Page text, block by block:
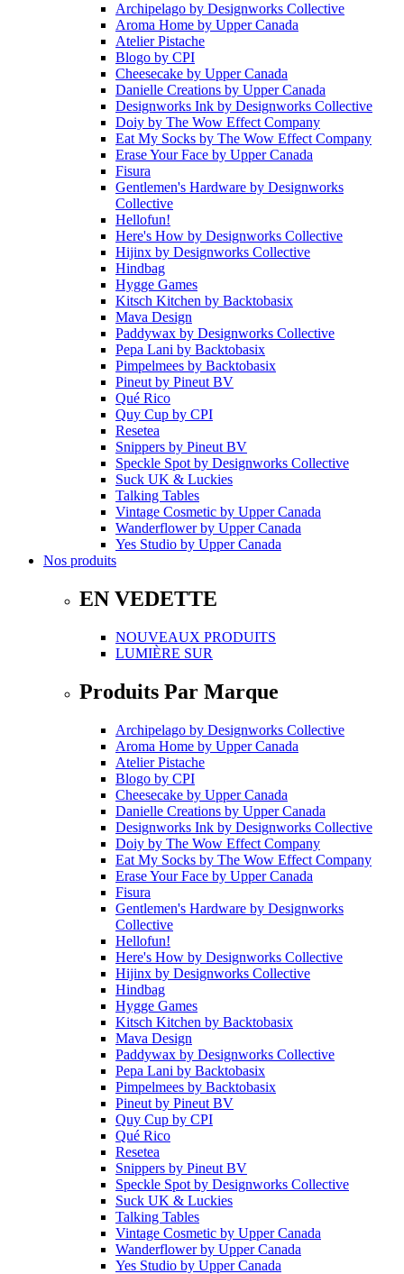
Archipelago by Designworks Collective
Aroma Home by Upper Canada
Atelier Pistache
Blogo by CPI
Cheesecake by Upper Canada
Danielle Creations by Upper Canada
Designworks Ink by Designworks Collective
Doiy by The Wow Effect Company
Eat My Socks by The Wow Effect Company
Erase Your Face by Upper Canada
Fisura
Gentlemen's Hardware by Designworks
Collective
Hellofun!
Here's How by Designworks Collective
Hijinx by Designworks Collective
Hindbag
Hygge Games
Kitsch Kitchen by Backtobasix
Mava Design
Paddywax by Designworks Collective
Pepa Lani by Backtobasix
Pimpelmees by Backtobasix
Pineut by Pineut BV
Qué Rico
Quy Cup by CPI
Resetea
Snippers by Pineut BV
Speckle Spot by Designworks Collective
Suck UK & Luckies
Talking Tables
Vintage Cosmetic by Upper Canada
Wanderflowerby Upper Canada
Yes Studio by Upper Canada
Nos produits
EN VEDETTE
NOUVEAUX PRODUITS
LUMIÈRE SUR
Produits Par Marque
Archipelago by Designworks Collective
Aroma Home by Upper Canada
Atelier Pistache
Blogo by CPI
Cheesecake by Upper Canada
Danielle Creations by Upper Canada
Designworks Ink by Designworks Collective
Doiy by The Wow Effect Company
Eat My Socks by The Wow Effect Company
Erase Your Face by Upper Canada
Fisura
Gentlemen's Hardware by Designworks
Collective
Hellofun!
Here's How by Designworks Collective
Hijinx by Designworks Collective
Hindbag
Hygge Games
Kitsch Kitchen by Backtobasix
Mava Design
Paddywax by Designworks Collective
Pepa Lani by Backtobasix
Pimpelmees by Backtobasix
Pineut by Pineut BV
Quy Cup by CPI
Qué Rico
Resetea
Snippers by Pineut BV
Speckle Spot by Designworks Collective
Suck UK & Luckies
Talking Tables
Vintage Cosmetic by Upper Canada
Wanderflowerby Upper Canada
Yes Studio by Upper Canada